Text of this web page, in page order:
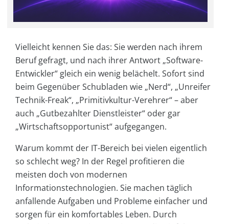
Vielleicht kennen Sie das: Sie werden nach ihrem
Beruf gefragt, und nach ihrer Antwort „Software-
Entwickler“ gleich ein wenig belächelt. Sofort sind
beim Gegenüber Schubladen wie „Nerd“, „Unreifer
Technik-Freak“, „Primitivkultur-Verehrer“ – aber
auch „Gutbezahlter Dienstleister“ oder gar
„Wirtschaftsopportunist“ aufgegangen.
Warum kommt der IT-Bereich bei vielen eigentlich
so schlecht weg? In der Regel profitieren die
meisten doch von modernen
Informationstechnologien. Sie machen täglich
anfallende Aufgaben und Probleme einfacher und
sorgen für ein komfortables Leben. Durch